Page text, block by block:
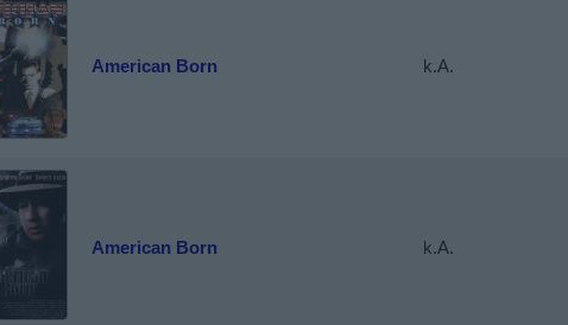
American Born k.A.
American Born k.A.